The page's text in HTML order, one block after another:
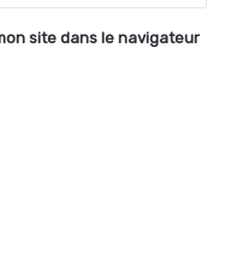
site dans le navigateur